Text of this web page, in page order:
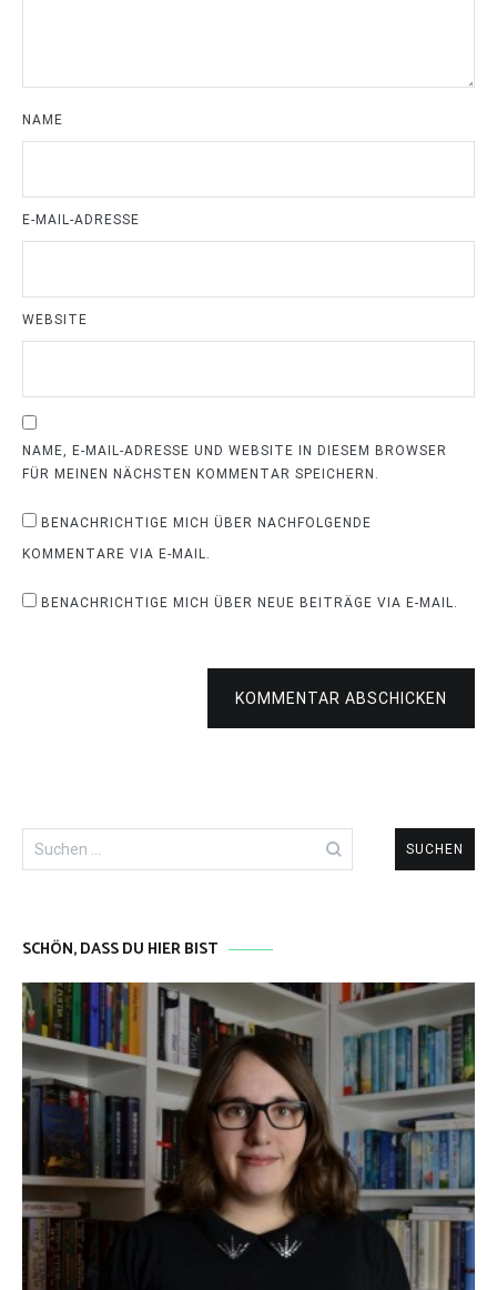
NAME
E-MAIL-ADRESSE
WEBSITE
NAME, E-MAIL-ADRESSE UND WEBSITE IN DIESEM BROWSER
FÜR MEINEN NÄCHSTEN KOMMENTAR SPEICHERN.
BENACHRICHTIGE MICH ÜBER NACHFOLGENDE
KOMMENTARE VIA E-MAIL.
BENACHRICHTIGE MICH ÜBER NEUE BEITRÄGE VIA E-MAIL.
KOMMENTAR ABSCHICKEN
Suchen
nach:
SCHÖN, DASS DU HIER BIST